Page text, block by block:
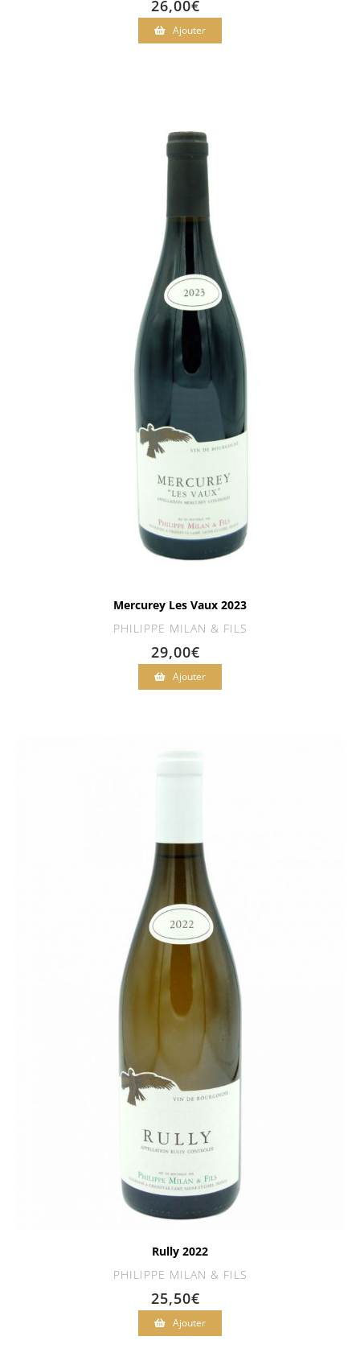
26,00€
Ajouter
Mercurey Les Vaux 2023
PHILIPPE MILAN & FILS
29,00€
Ajouter
Rully 2022
PHILIPPE MILAN & FILS
25,50€
Ajouter